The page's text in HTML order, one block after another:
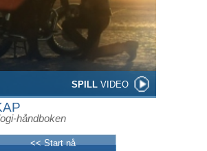
SPILL VIDEO
håndboken
<< Start nå